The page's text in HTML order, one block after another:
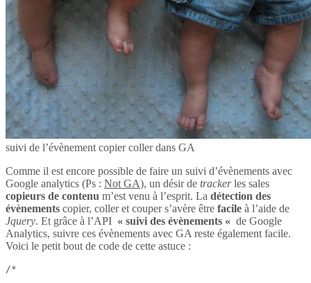
suivi de l’évènement copier coller dans GA
Comme il est encore possible de faire un suivi d’évènements avec
Google analytics (Ps : Not GA), un désir de trackerles sales
copieurs de contenu m’est venu à l’esprit. La détection des
évènements copier, coller et couper s’avère être facile à l’aide de
Jquery. Et grâce à l’API « suivi des évènements « de Google
Analytics, suivre ces évènements avec GA reste également facile.
Voici le petit bout de code de cette astuce :
/*